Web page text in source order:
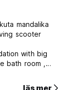
mandalika
scooter
with big
bath room ,